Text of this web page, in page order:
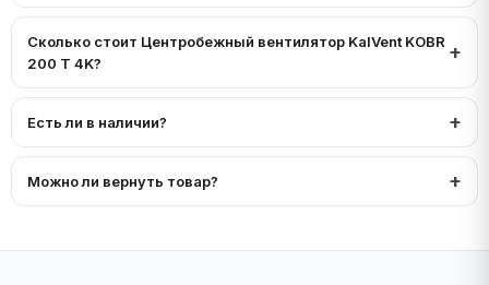
Сколько стоит Центробежный вентилятор KalVent KOBR
200 T 4K?
Есть ли в наличии?
Можно ли вернуть товар?